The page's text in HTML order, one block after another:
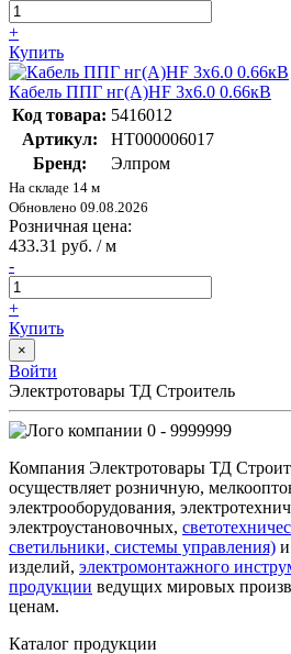
+
Купить
Кабель ППГ нг(А)HF 3х6.0 0.66кВ
Код товара: 5416012
Артикул:
НТ000006017
Бренд:
Элпром
На складе 14 м
Обновлено 09.08.2026
Розничная цена:
433.31 руб. / м
-
+
Купить
×
Войти
Электротовары ТД Строитель
0 - 9999999
Компания Электротовары ТД
осуществляет розничную,
электрооборудования,
электроустановочных,
светильники, системы управления)
изделий, электромонтажного
продукции ведущих мировых
ценам.
Каталог продукции